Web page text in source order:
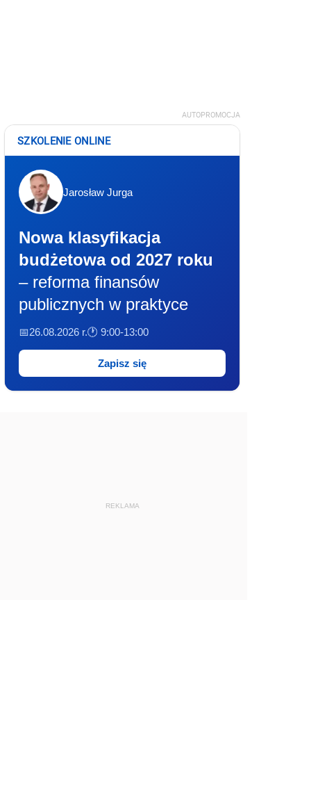
AUTOPROMOCJA
SZKOLENIE ONLINE
Jarosław Jurga
Nowa klasyfikacja
budżetowa od 2027 roku
– reforma finansów
publicznych w praktyce
📅26.08.2026 r.🕐 9:00-13:00
Zapisz się
REKLAMA